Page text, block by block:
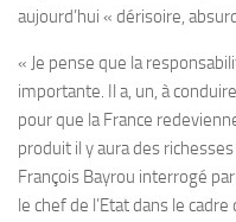
aujourd’hui « dérisoire,
« Je pense que la
importante. Il a, un, à
pour que la France
produit il y aura des
François Bayrou interrogé
le chef de l’Etat dans le